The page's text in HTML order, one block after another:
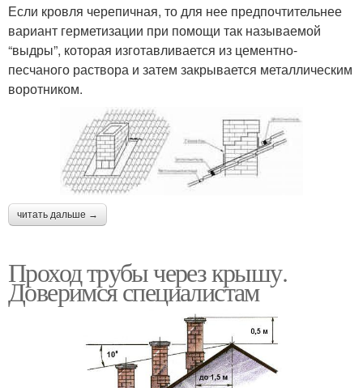
Если кровля черепичная, то для нее предпочтительнее
вариант герметизации при помощи так называемой
“выдры”, которая изготавливается из цементно-
песчаного раствора и затем закрывается металлическим
воротником.
читать дальше →
Проход трубы через крышу.
Доверимся специалистам